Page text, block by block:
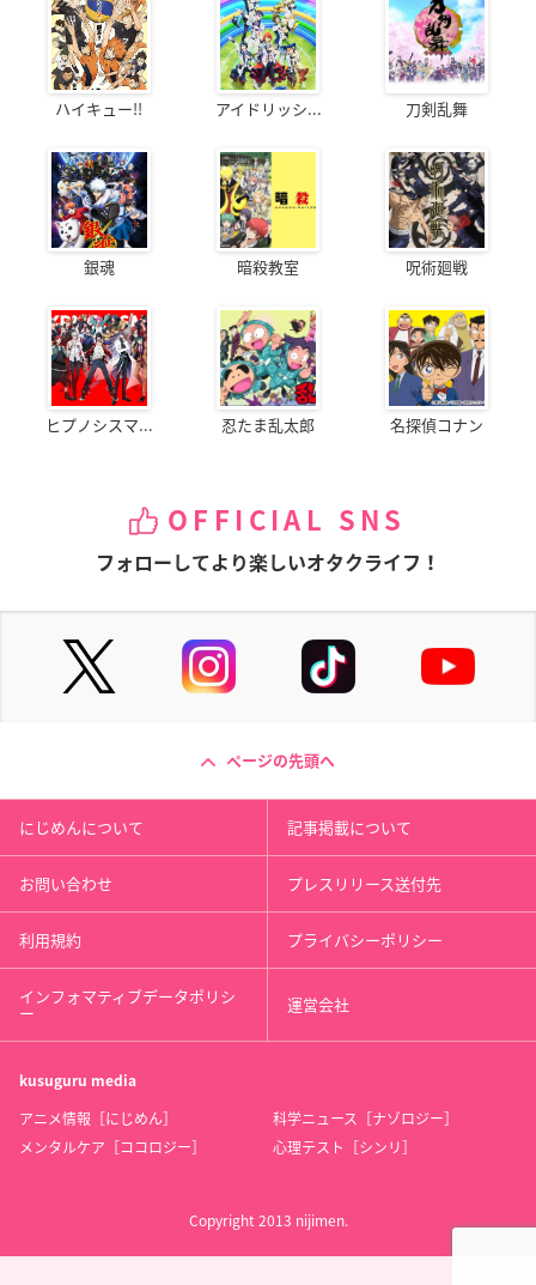
ハイキュー!! アイドリッシ... 刀剣乱舞
銀魂 暗殺教室 呪術廻戦
ヒプノシスマ... 忍たま乱太郎 名探偵コナン
OFFICIAL SNS
フォローしてより楽しいオタクライフ！
ページの先頭へ
にじめんについて 記事掲載について
お問い合わせ プレスリリース送付先
利用規約 プライバシーポリシー
インフォマティブデータポリシ
ー 運営会社
kusuguru media
アニメ情報［にじめん］
科学ニュース［ナゾロジー］
メンタルケア［ココロジー］
心理テスト［シンリ］
Copyright 2013 nijimen.